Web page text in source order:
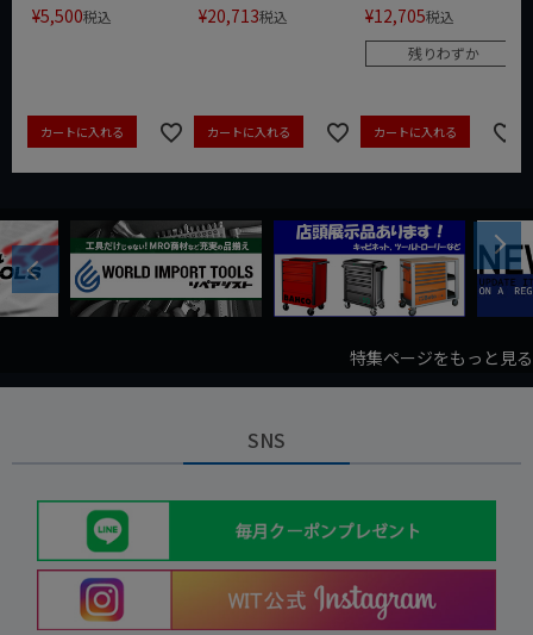
¥5,500税込
カートに入れる
¥20,713税込
カートに入れる
¥12,705税込
残りわずか
カートに入れる
Previous
Next
特集ページをもっと見る
SNS